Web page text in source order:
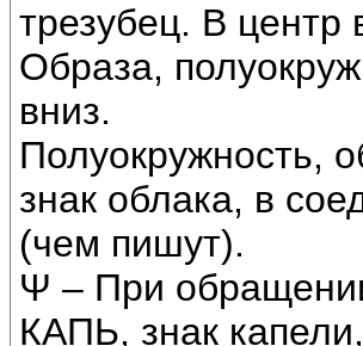
трезубец. В центр
Образа,
вниз.
Полуокружность,
знак облака, в
(чем пишут).
Ψ – При
КАПЬ, знак